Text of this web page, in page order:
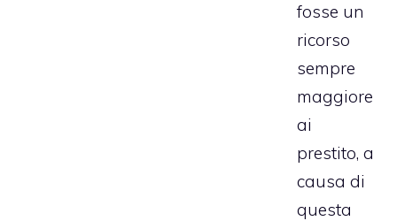
fosse un
ricorso
sempre
maggiore
ai
prestito, a
causa di
questa